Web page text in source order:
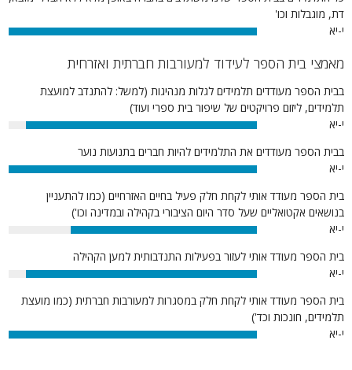
דת, מוגבלות וכו'
י-יא
100%
מאמצי בית הספר לעידוד למעורבות חברתית ואזרחית
בבית הספר מעודדים תלמידים לגלות מנהיגות (למשל: להתנדב למועצת
תלמידים, ליזום פרויקטים של שיפור בית ספרי ועוד)
י-יא
93%
בבית הספר מעודדים את התלמידים להיות חברים בתנועות נוער
י-יא
100%
בית הספר מעודד אותי לקחת חלק פעיל בחיים האזרחיים (כמו להתעניין
בנושאים אקטואליים שעל סדר היום הציבורי בקהילה ובמדינה וכו')
י-יא
75%
בית הספר מעודד אותי לעזור בפעילות התנדבותית למען הקהילה
י-יא
93%
בית הספר מעודד אותי לקחת חלק במסגרות למעורבות חברתית (כמו מועצת
תלמידים, חונכות וכד')
י-יא
100%